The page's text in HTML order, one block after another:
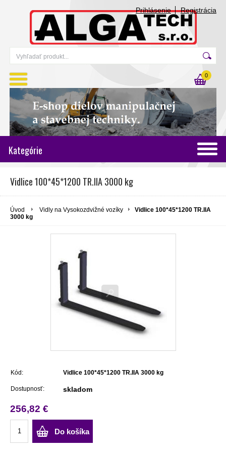
Prihlásenie Registrácia
0
Kategórie
Vidlice 100*45*1200 TR.IIA 3000 kg
Úvod Vidly na Vysokozdvižné vozíky
Vidlice 100*45*1200 TR.IIA
3000 kg
Kód: Vidlice 100*45*1200 TR.IIA 3000 kg
Dostupnosť: skladom
256,82 €
Do košíka